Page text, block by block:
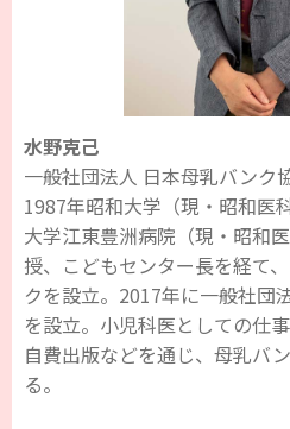
水野克己
一般社団法人 日本母乳バンク
1987年昭和大学（現・昭和医
大学江東豊洲病院（現・昭和
授、こどもセンター長を経て
クを設立。2017年に一般社団
を設立。小児科医としての仕
自費出版などを通じ、母乳バ
る。